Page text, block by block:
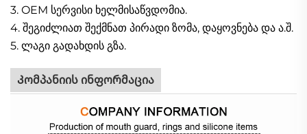
3. OEM სერვისი ხელმისაწვდომია.
4. შეგიძლიათ შექმნათ პირადი ზომა, დაყოვნება და ა.შ.
5. ლაგი გადახდის გზა.
Კომპანიის ინფორმაცია